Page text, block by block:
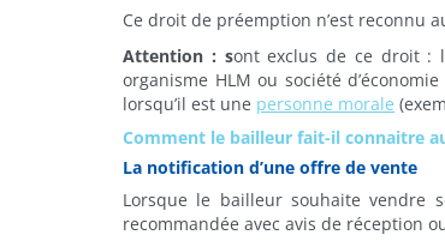
Ce droit de préemption n’est reconnu
Attention : sont exclus de ce droit :
organisme HLM ou société
lorsqu’il est une personne morale
Comment le bailleur fait-il connaitre
La notification d’une offre de vente
Lorsque le bailleur souhaite
recommandée avec avis de réception